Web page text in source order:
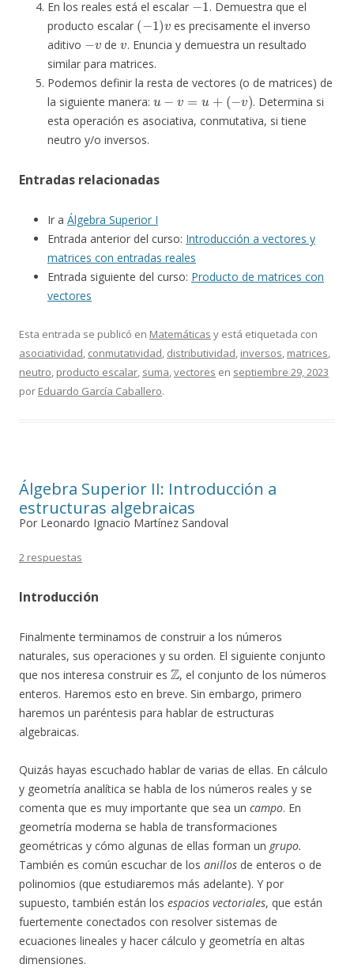
En los reales está el escalar
. Demuestra que el
producto escalar
(− 1)v
es precisamente el inverso
aditivo
−v
de
v
. Enuncia y demuestra un resultado
similar para matrices.
Podemos definir la resta de vectores (o de matrices) de
la siguiente manera:
u−v =u +(−v)
. Determina si
esta operación es asociativa, conmutativa, si tiene
neutro y/o inversos.
Entradas relacionadas
Ir a Álgebra Superior I
Entrada anterior del curso: Introducción a vectores y
matrices con entradas reales
Entrada siguiente del curso: Producto de matrices con
vectores
Esta entrada se publicó en Matemáticas y está etiquetada con
asociatividad, conmutatividad, distributividad, inversos, matrices,
neutro, producto escalar, suma,vectores en septiembre 29, 2023
por Eduardo García Caballero.
Álgebra Superior II: Introducción a
estructuras algebraicas
Por Leonardo Ignacio Martínez Sandoval
2 respuestas
Introducción
Finalmente terminamos de construir a los números
naturales, sus operaciones y su orden. El siguiente conjunto
que nos interesa construir es
Z
, el conjunto de los números
enteros. Haremos esto en breve. Sin embargo, primero
haremos un paréntesis para hablar de estructuras
algebraicas.
Quizás hayas escuchado hablar de varias de ellas. En cálculo
y geometría analítica se habla de los números reales y se
comenta que es muy importante que sea un campo. En
geometría moderna se habla de transformaciones
geométricas y cómo algunas de ellas forman un grupo.
También es común escuchar de los anillos de enteros o de
polinomios (que estudiaremos más adelante). Y por
supuesto, también están los espacios vectoriales, que están
fuertemente conectados con resolver sistemas de
ecuaciones lineales y hacer cálculo y geometría en altas
dimensiones.